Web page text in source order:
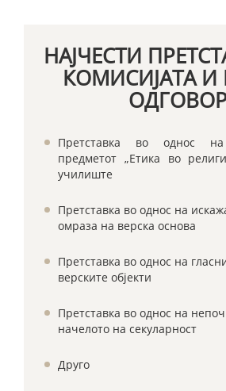
НАЈЧЕСТИ
КОМИСИЈАТА И
Претставка во однос
предметот „Етика во
училиште
Претставка во однос на
омраза на верска основа
Претставка во однос на
верските објекти
Претставка во однос на
начелото на секуларност
Друго